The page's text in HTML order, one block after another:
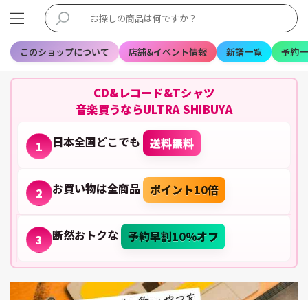
このショップについて 店舗&イベント情報 新譜一覧 予約
CD&レコード&Tシャツ
音楽買うならULTRA SHIBUYA
1 日本全国どこでも 送料無料
2 お買い物は全商品 ポイント10倍
3 断然おトクな 予約早割10%オフ